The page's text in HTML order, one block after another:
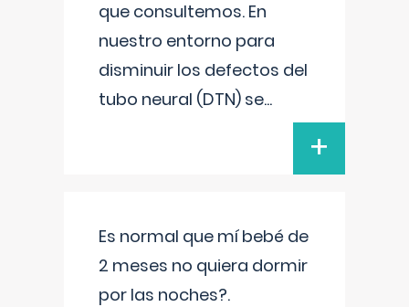
que consultemos. En
nuestro entorno para
disminuir los defectos del
tubo neural (DTN) se...
+
Es normal que mí bebé de
2 meses no quiera dormir
por las noches?.